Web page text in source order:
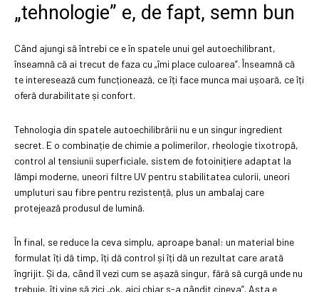
„tehnologie” e, de fapt, semn bun
Când ajungi să întrebi ce e în spatele unui gel autoechilibrant,
înseamnă că ai trecut de faza cu „îmi place culoarea”. Înseamnă că
te interesează cum funcționează, ce îți face munca mai ușoară, ce îți
oferă durabilitate și confort.
Tehnologia din spatele autoechilibrării nu e un singur ingredient
secret. E o combinație de chimie a polimerilor, rheologie tixotropă,
control al tensiunii superficiale, sistem de fotoinițiere adaptat la
lămpi moderne, uneori filtre UV pentru stabilitatea culorii, uneori
umpluturi sau fibre pentru rezistență, plus un ambalaj care
protejează produsul de lumină.
În final, se reduce la ceva simplu, aproape banal: un material bine
formulat îți dă timp, îți dă control și îți dă un rezultat care arată
îngrijit. Și da, când îl vezi cum se așază singur, fără să curgă unde nu
trebuie, îți vine să zici „ok, aici chiar s-a gândit cineva”. Asta e